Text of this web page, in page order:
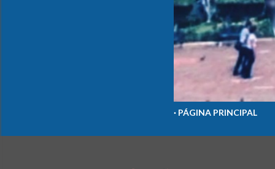
PÁGINA PRINCIPAL